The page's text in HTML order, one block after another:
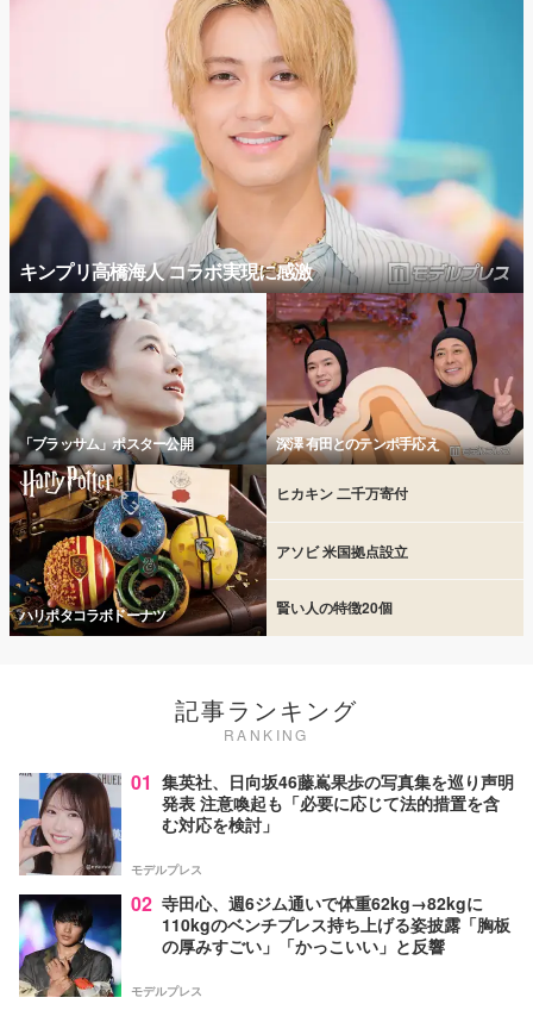
キンプリ高橋海人 コラボ実現に感激
「ブラッサム」ポスター公開 深澤 有田とのテンポ手応え
ハリポタコラボドーナツ
ヒカキン 二千万寄付
アソビ 米国拠点設立
賢い人の特徴20個
記事ランキング
RANKING
01 集英社、日向坂46藤嶌果歩の写真集を巡り声明
発表 注意喚起も「必要に応じて法的措置を含
む対応を検討」
モデルプレス
02 寺田心、週6ジム通いで体重62kg→82kgに
110kgのベンチプレス持ち上げる姿披露「胸板
の厚みすごい」「かっこいい」と反響
モデルプレス